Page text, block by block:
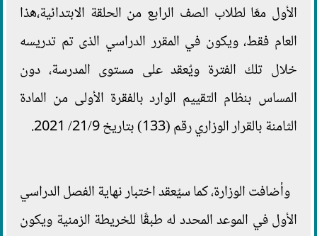
الأول معًا لطلاب الصف الرابع من الحلقة الابتدائية،هذا
العام فقط، ويكون في المقرر الدراسي الذى تم تدريسه
خلال تلك الفترة ويٌعقد على مستوى المدرسة، دون
المساس بنظام التقييم الوارد بالفقرة الأولى من المادة
الثامنة بالقرار الوزاري رقم (133) بتاريخ 21/9/ 2021.
وأضافت الوزارة، كما سيٌعقد اختبار نهاية الفصل الدراسي
الأول في الموعد المحدد له طبقًا للخريطة الزمنية ويكون